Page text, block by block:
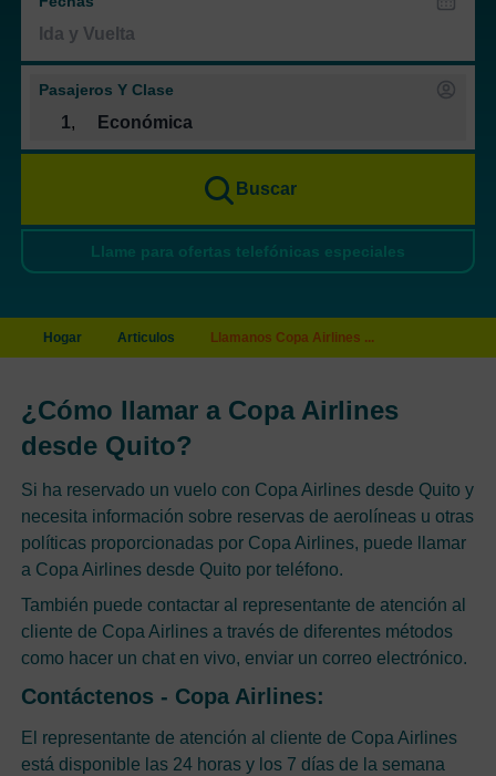
Pasajeros Y Clase
1, Económica
Buscar
Llame para ofertas telefónicas especiales
Hogar Articulos Llamanos Copa Airlines ...
¿Cómo llamar a Copa Airlines
desde Quito?
Si ha reservado un vuelo con Copa Airlines desde Quito y
necesita información sobre reservas de aerolíneas u otras
políticas proporcionadas por Copa Airlines, puede llamar
a Copa Airlines desde Quito por teléfono.
También puede contactar al representante de atención al
cliente de Copa Airlines a través de diferentes métodos
como hacer un chat en vivo, enviar un correo electrónico.
Contáctenos - Copa Airlines:
El representante de atención al cliente de Copa Airlines
está disponible las 24 horas y los 7 días de la semana